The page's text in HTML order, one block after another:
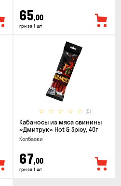
65,00
грн за 1 шт
(0)
Кабаносы из мяса свинины
«Дмитрук» Hot & Spicy, 40г
Колбаски
67,00
грн за 1 шт